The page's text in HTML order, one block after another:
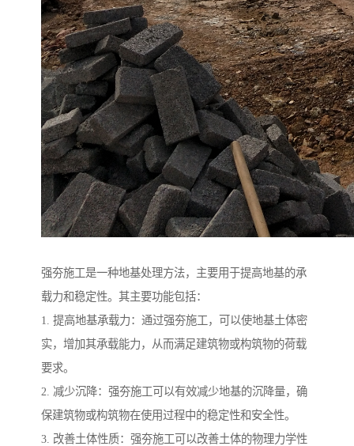
强夯施工是一种地基处理方法，主要用于提高地基的承
载力和稳定性。其主要功能包括：
1. 提高地基承载力：通过强夯施工，可以使地基土体密
实，增加其承载能力，从而满足建筑物或构筑物的荷载
要求。
2. 减少沉降：强夯施工可以有效减少地基的沉降量，确
保建筑物或构筑物在使用过程中的稳定性和安全性。
3. 改善土体性质：强夯施工可以改善土体的物理力学性